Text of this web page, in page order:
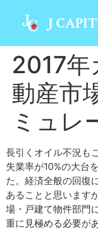
2017年
動産市
ミュレ
長引くオイル不況も
失業率が10%の大台
た。経済全般の回復
あることと思います
場・戸建て物件部門
重に見極める必要が